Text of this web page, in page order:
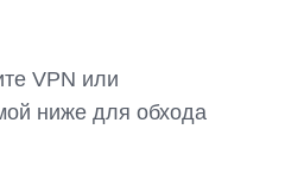
VPN или
ниже для обхода